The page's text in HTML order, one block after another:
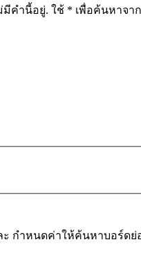
คำนี้อยู่. ใช้ * เพื่อค้นหาจา
กำหนดค่าให้ค้นหาบอร์ดย่